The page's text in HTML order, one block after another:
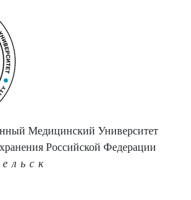
Медицинский Университет
Российской Федерации